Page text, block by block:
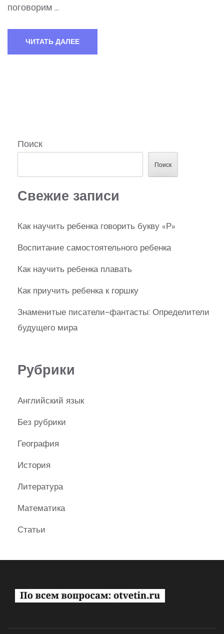
поговорим …
ЧИТАТЬ ДАЛЕЕ
Поиск
Поиск
Свежие записи
Как научить ребенка говорить букву «Р»
Воспитание самостоятельного ребенка
Как научить ребенка плавать
Как приучить ребенка к горшку
Знаменитые писатели-фантасты: Определители
будущего мира
Рубрики
Английский язык
Без рубрики
География
История
Литература
Математика
Статьи